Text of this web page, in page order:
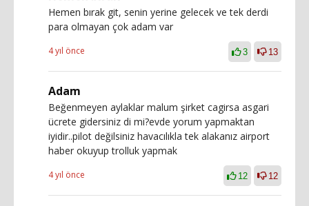
Hemen bırak git, senin yerine gelecek ve tek derdi
para olmayan çok adam var
4 yıl önce 3 13
Adam
Beğenmeyen aylaklar malum şirket cagirsa asgari
ücrete gidersiniz di mi?evde yorum yapmaktan
iyidir..pilot değilsiniz havacılıkla tek alakanız airport
haber okuyup trolluk yapmak
4 yıl önce 12 12